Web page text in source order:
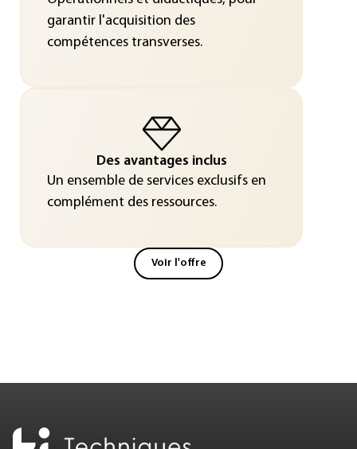
garantir l'acquisition des
compétences transverses.
Des avantages inclus
Un ensemble de services exclusifs en
complément des ressources.
Voir l'offre